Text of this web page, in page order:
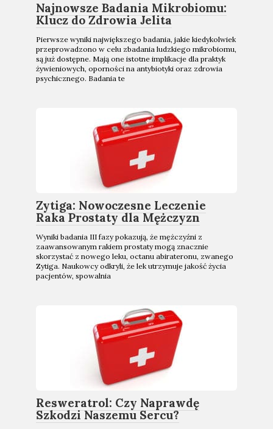
Najnowsze Badania Mikrobiomu:
Klucz do Zdrowia Jelita
Pierwsze wyniki największego badania, jakie kiedykolwiek
przeprowadzono w celu zbadania ludzkiego mikrobiomu,
są już dostępne. Mają one istotne implikacje dla praktyk
żywieniowych, oporności na antybiotyki oraz zdrowia
psychicznego. Badania te
Zytiga: Nowoczesne Leczenie
Raka Prostaty dla Mężczyzn
Wyniki badania III fazy pokazują, że mężczyźni z
zaawansowanym rakiem prostaty mogą znacznie
skorzystać z nowego leku, octanu abirateronu, zwanego
Zytiga. Naukowcy odkryli, że lek utrzymuje jakość życia
pacjentów, spowalnia
Resweratrol: Czy Naprawdę
Szkodzi Naszemu Sercu?